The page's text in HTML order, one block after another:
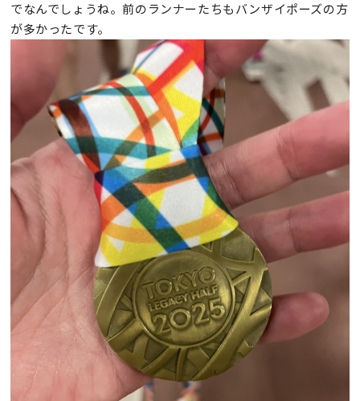
でなんでしょうね。前のランナーたちもバンザイポーズの方
が多かったです。